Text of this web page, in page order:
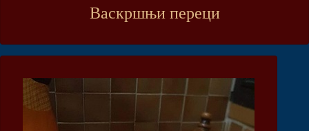
Васкршњи переци